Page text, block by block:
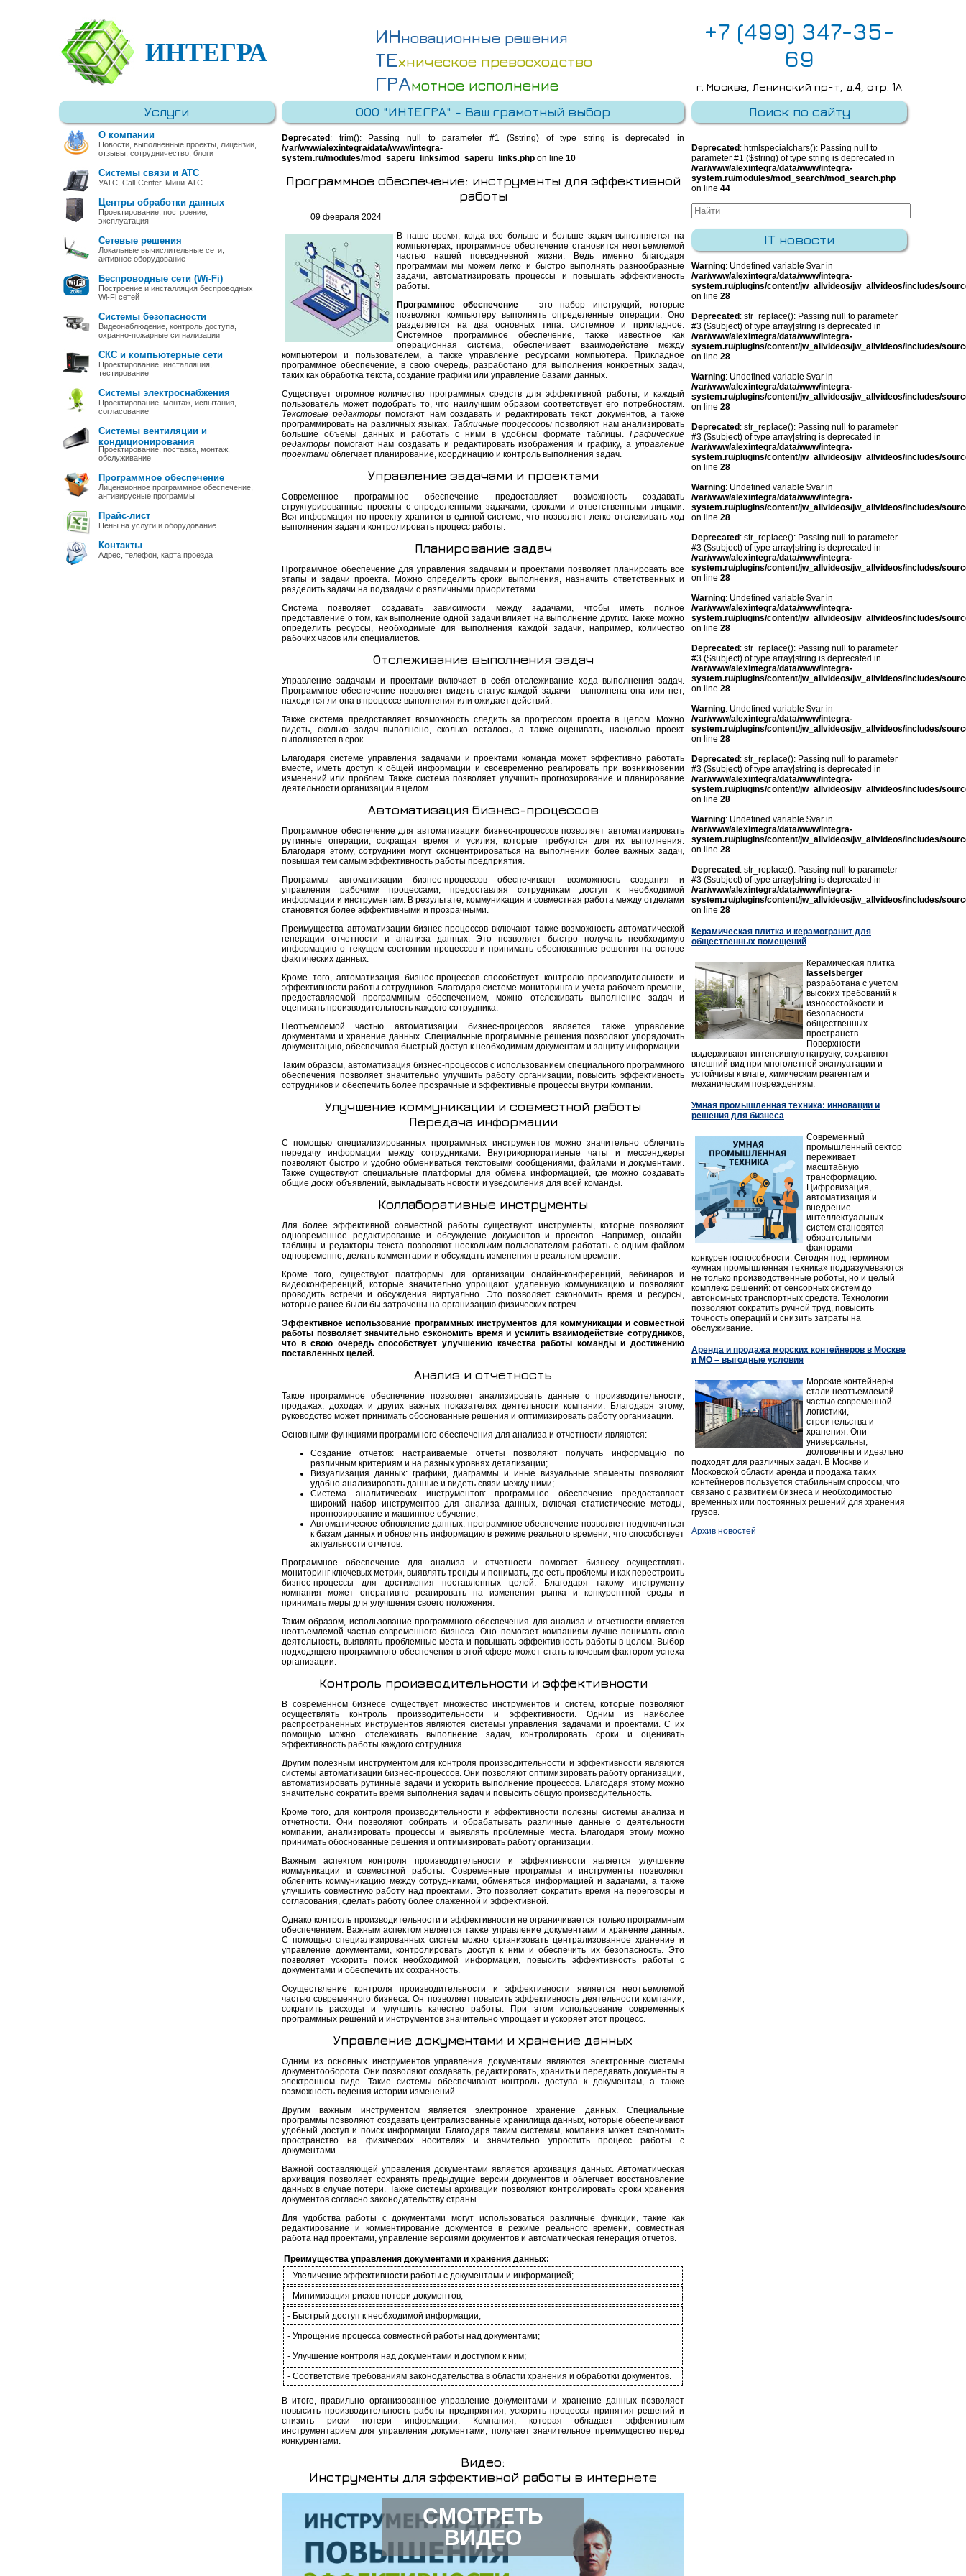
ИНТЕГРА
ИНновационные решения
ТЕхническое превосходство
ГРАмотное исполнение
+7 (499) 347-35-
69
г. Москва, Ленинский пр-т, д.4, стр. 1А
E-mail:info@integra-system.ru
Услуги
О компании
Новости, выполненные проекты, лицензии,
отзывы, сотрудничество, блоги
Системы связи и АТС
УАТС, Call-Center, Мини-АТС
Центры обработки данных
Проектирование, построение,
эксплуатация
Сетевые решения
Локальные вычислительные сети,
активное оборудование
Беспроводные сети (Wi-Fi)
Построение и инсталляция беспроводных
Wi-Fi сетей
Системы безопасности
Видеонаблюдение, контроль доступа,
охранно-пожарные сигнализации
СКС и компьютерные сети
Проектирование, инсталляция,
тестирование
Системы электроснабжения
Проектирование, монтаж, испытания,
согласование
Системы вентиляции и
кондиционирования
Проектирование, поставка, монтаж,
обслуживание
Программное обеспечение
Лицензионное программное обеспечение,
антивирусные программы
Прайс-лист
Цены на услуги и оборудование
Контакты
Адрес, телефон, карта проезда
ООО "ИНТЕГРА" - Ваш грамотный выбор
Deprecated : trim(): Passing null to parameter #1 ($string) of type string is deprecated in
/var/www/alexintegra/data/www/integra-
system.ru/modules/mod_saperu_links/mod_saperu_links.php on line 10
Программное обеспечение: инструменты для эффективной
работы
09 февраля 2024
В наше время, когда все больше и больше задач выполняется на
компьютерах, программное обеспечение становится неотъемлемой
частью нашей повседневной жизни. Ведь именно благодаря
программам мы можем легко и быстро выполнять разнообразные
задачи, автоматизировать процессы и повышать эффективность
работы.
Программное обеспечение– это набор инструкций, которые
позволяют компьютеру выполнять определенные операции. Оно
разделяется на два основных типа: системное и прикладное.
Системное программное обеспечение, также известное как
операционная система, обеспечивает взаимодействие между
компьютером и пользователем, а также управление ресурсами компьютера. Прикладное
программное обеспечение, в свою очередь, разработано для выполнения конкретных задач,
таких как обработка текста, создание графики или управление базами данных.
Существует огромное количество программных средств для эффективной работы, и каждый
пользователь может подобрать то, что наилучшим образом соответствует его потребностям.
Текстовые редакторы помогают нам создавать и редактировать текст документов, а также
программировать на различных языках. Табличные процессорыпозволяют нам анализировать
большие объемы данных и работать с ними в удобном формате таблицы. Графические
редакторы помогают нам создавать и редактировать изображения и графику, а управление
проектами облегчает планирование, координацию и контроль выполнения задач.
Управление задачами и проектами
Современное программное обеспечение предоставляет возможность создавать
структурированные проекты с определенными задачами, сроками и ответственными лицами.
Вся информация по проекту хранится в единой системе, что позволяет легко отслеживать ход
выполнения задач и контролировать процесс работы.
Планирование задач
Программное обеспечение для управления задачами и проектами позволяет планировать все
этапы и задачи проекта. Можно определить сроки выполнения, назначить ответственных и
разделить задачи на подзадачи с различными приоритетами.
Система позволяет создавать зависимости между задачами, чтобы иметь полное
представление о том, как выполнение одной задачи влияет на выполнение других. Также можно
определить ресурсы, необходимые для выполнения каждой задачи, например, количество
рабочих часов или специалистов.
Отслеживание выполнения задач
Управление задачами и проектами включает в себя отслеживание хода выполнения задач.
Программное обеспечение позволяет видеть статус каждой задачи - выполнена она или нет,
находится ли она в процессе выполнения или ожидает действий.
Также система предоставляет возможность следить за прогрессом проекта в целом. Можно
видеть, сколько задач выполнено, сколько осталось, а также оценивать, насколько проект
выполняется в срок.
Благодаря системе управления задачами и проектами команда может эффективно работать
вместе, иметь доступ к общей информации и своевременно реагировать при возникновении
изменений или проблем. Также система позволяет улучшить прогнозирование и планирование
деятельности организации в целом.
Автоматизация бизнес-процессов
Программное обеспечение для автоматизации бизнес-процессов позволяет автоматизировать
рутинные операции, сокращая время и усилия, которые требуются для их выполнения.
Благодаря этому, сотрудники могут сконцентрироваться на выполнении более важных задач,
повышая тем самым эффективность работы предприятия.
Программы автоматизации бизнес-процессов обеспечивают возможность создания и
управления рабочими процессами, предоставляя сотрудникам доступ к необходимой
информации и инструментам. В результате, коммуникация и совместная работа между отделами
становятся более эффективными и прозрачными.
Преимущества автоматизации бизнес-процессов включают также возможность автоматической
генерации отчетности и анализа данных. Это позволяет быстро получать необходимую
информацию о текущем состоянии процессов и принимать обоснованные решения на основе
фактических данных.
Кроме того, автоматизация бизнес-процессов способствует контролю производительности и
эффективности работы сотрудников. Благодаря системе мониторинга и учета рабочего времени,
предоставляемой программным обеспечением, можно отслеживать выполнение задач и
оценивать производительность каждого сотрудника.
Неотъемлемой частью автоматизации бизнес-процессов является также управление
документами и хранение данных. Специальные программные решения позволяют упорядочить
документацию, обеспечивая быстрый доступ к необходимым документам и защиту информации.
Таким образом, автоматизация бизнес-процессов с использованием специального программного
обеспечения позволяет значительно улучшить работу организации, повысить эффективность
сотрудников и обеспечить более прозрачные и эффективные процессы внутри компании.
Улучшение коммуникации и совместной работы
Передача информации
С помощью специализированных программных инструментов можно значительно облегчить
передачу информации между сотрудниками. Внутрикорпоративные чаты и мессенджеры
позволяют быстро и удобно обмениваться текстовыми сообщениями, файлами и документами.
Также существуют специальные платформы для обмена информацией, где можно создавать
общие доски объявлений, выкладывать новости и уведомления для всей команды.
Коллаборативные инструменты
Для более эффективной совместной работы существуют инструменты, которые позволяют
одновременное редактирование и обсуждение документов и проектов. Например, онлайн-
таблицы и редакторы текста позволяют нескольким пользователям работать с одним файлом
одновременно, делать комментарии и обсуждать изменения в реальном времени.
Кроме того, существуют платформы для организации онлайн-конференций, вебинаров и
видеоконференций, которые значительно упрощают удаленную коммуникацию и позволяют
проводить встречи и обсуждения виртуально. Это позволяет сэкономить время и ресурсы,
которые ранее были бы затрачены на организацию физических встреч.
Эффективное использование программных инструментов для коммуникации и совместной
работы позволяет значительно сэкономить время и усилить взаимодействие сотрудников,
что в свою очередь способствует улучшению качества работы команды и достижению
поставленных целей.
Анализ и отчетность
Такое программное обеспечение позволяет анализировать данные о производительности,
продажах, доходах и других важных показателях деятельности компании. Благодаря этому,
руководство может принимать обоснованные решения и оптимизировать работу организации.
Основными функциями программного обеспечения для анализа и отчетности являются:
Создание отчетов: настраиваемые отчеты позволяют получать информацию по
различным критериям и на разных уровнях детализации;
Визуализация данных: графики, диаграммы и иные визуальные элементы позволяют
удобно анализировать данные и видеть связи между ними;
Система аналитических инструментов: программное обеспечение предоставляет
широкий набор инструментов для анализа данных, включая статистические методы,
прогнозирование и машинное обучение;
Автоматическое обновление данных: программное обеспечение позволяет подключиться
к базам данных и обновлять информацию в режиме реального времени, что способствует
актуальности отчетов.
Программное обеспечение для анализа и отчетности помогает бизнесу осуществлять
мониторинг ключевых метрик, выявлять тренды и понимать, где есть проблемы и как перестроить
бизнес-процессы для достижения поставленных целей. Благодаря такому инструменту
компания может оперативно реагировать на изменения рынка и конкурентной среды и
принимать меры для улучшения своего положения.
Таким образом, использование программного обеспечения для анализа и отчетности является
неотъемлемой частью современного бизнеса. Оно помогает компаниям лучше понимать свою
деятельность, выявлять проблемные места и повышать эффективность работы в целом. Выбор
подходящего программного обеспечения в этой сфере может стать ключевым фактором успеха
организации.
Контроль производительности и эффективности
В современном бизнесе существует множество инструментов и систем, которые позволяют
осуществлять контроль производительности и эффективности. Одним из наиболее
распространенных инструментов являются системы управления задачами и проектами. С их
помощью можно отслеживать выполнение задач, контролировать сроки и оценивать
эффективность работы каждого сотрудника.
Другим полезным инструментом для контроля производительности и эффективности являются
системы автоматизации бизнес-процессов. Они позволяют оптимизировать работу организации,
автоматизировать рутинные задачи и ускорить выполнение процессов. Благодаря этому можно
значительно сократить время выполнения задач и повысить общую производительность.
Кроме того, для контроля производительности и эффективности полезны системы анализа и
отчетности. Они позволяют собирать и обрабатывать различные данные о деятельности
компании, анализировать процессы и выявлять проблемные места. Благодаря этому можно
принимать обоснованные решения и оптимизировать работу организации.
Важным аспектом контроля производительности и эффективности является улучшение
коммуникации и совместной работы. Современные программы и инструменты позволяют
облегчить коммуникацию между сотрудниками, обменяться информацией и задачами, а также
улучшить совместную работу над проектами. Это позволяет сократить время на переговоры и
согласования, сделать работу более слаженной и эффективной.
Однако контроль производительности и эффективности не ограничивается только программным
обеспечением. Важным аспектом является также управление документами и хранение данных.
С помощью специализированных систем можно организовать централизованное хранение и
управление документами, контролировать доступ к ним и обеспечить их безопасность. Это
позволяет ускорить поиск необходимой информации, повысить эффективность работы с
документами и обеспечить их сохранность.
Осуществление контроля производительности и эффективности является неотъемлемой
частью современного бизнеса. Он позволяет повысить эффективность деятельности компании,
сократить расходы и улучшить качество работы. При этом использование современных
программных решений и инструментов значительно упрощает и ускоряет этот процесс.
Управление документами и хранение данных
Одним из основных инструментов управления документами являются электронные системы
документооборота. Они позволяют создавать, редактировать, хранить и передавать документы в
электронном виде. Такие системы обеспечивают контроль доступа к документам, а также
возможность ведения истории изменений.
Другим важным инструментом является электронное хранение данных. Специальные
программы позволяют создавать централизованные хранилища данных, которые обеспечивают
удобный доступ и поиск информации. Благодаря таким системам, компания может сэкономить
пространство на физических носителях и значительно упростить процесс работы с
документами.
Важной составляющей управления документами является архивация данных. Автоматическая
архивация позволяет сохранять предыдущие версии документов и облегчает восстановление
данных в случае потери. Также системы архивации позволяют контролировать сроки хранения
документов согласно законодательству страны.
Для удобства работы с документами могут использоваться различные функции, такие как
редактирование и комментирование документов в режиме реального времени, совместная
работа над проектами, управление версиями документов и автоматическая генерация отчетов.
Преимущества управления документами и хранения данных:
- Увеличение эффективности работы с документами и информацией;
- Минимизация рисков потери документов;
- Быстрый доступ к необходимой информации;
- Упрощение процесса совместной работы над документами;
- Улучшение контроля над документами и доступом к ним;
- Соответствие требованиям законодательства в области хранения и обработки документов.
В итоге, правильно организованное управление документами и хранение данных позволяет
повысить производительность работы предприятия, ускорить процессы принятия решений и
снизить риски потери информации. Компания, которая обладает эффективным
инструментарием для управления документами, получает значительное преимущество перед
конкурентами.
Видео:
Инструменты для эффективной работы в интернете
СМОТРЕТЬ
ВИДЕО
Поиск по сайту
Deprecated : htmlspecialchars(): Passing null to
parameter #1 ($string) of type string is deprecated in
/var/www/alexintegra/data/www/integra-
system.ru/modules/mod_search/mod_search.php
on line 44
IT новости
Warning: Undefined variable $var in
/var/www/alexintegra/data/www/integra-
system.ru/plugins/content/jw_allvideos/jw_allvideos/includes/
on line 28
Deprecated : str_replace(): Passing null to parameter
#3 ($subject) of type array|string is deprecated in
/var/www/alexintegra/data/www/integra-
system.ru/plugins/content/jw_allvideos/jw_allvideos/includes/
on line 28
Warning: Undefined variable $var in
/var/www/alexintegra/data/www/integra-
system.ru/plugins/content/jw_allvideos/jw_allvideos/includes/
on line 28
Deprecated : str_replace(): Passing null to parameter
#3 ($subject) of type array|string is deprecated in
/var/www/alexintegra/data/www/integra-
system.ru/plugins/content/jw_allvideos/jw_allvideos/includes/
on line 28
Warning: Undefined variable $var in
/var/www/alexintegra/data/www/integra-
system.ru/plugins/content/jw_allvideos/jw_allvideos/includes/
on line 28
Deprecated : str_replace(): Passing null to parameter
#3 ($subject) of type array|string is deprecated in
/var/www/alexintegra/data/www/integra-
system.ru/plugins/content/jw_allvideos/jw_allvideos/includes/
on line 28
Warning: Undefined variable $var in
/var/www/alexintegra/data/www/integra-
system.ru/plugins/content/jw_allvideos/jw_allvideos/includes/
on line 28
Deprecated : str_replace(): Passing null to parameter
#3 ($subject) of type array|string is deprecated in
/var/www/alexintegra/data/www/integra-
system.ru/plugins/content/jw_allvideos/jw_allvideos/includes/
on line 28
Warning: Undefined variable $var in
/var/www/alexintegra/data/www/integra-
system.ru/plugins/content/jw_allvideos/jw_allvideos/includes/
on line 28
Deprecated : str_replace(): Passing null to parameter
#3 ($subject) of type array|string is deprecated in
/var/www/alexintegra/data/www/integra-
system.ru/plugins/content/jw_allvideos/jw_allvideos/includes/
on line 28
Warning: Undefined variable $var in
/var/www/alexintegra/data/www/integra-
system.ru/plugins/content/jw_allvideos/jw_allvideos/includes/
on line 28
Deprecated : str_replace(): Passing null to parameter
#3 ($subject) of type array|string is deprecated in
/var/www/alexintegra/data/www/integra-
system.ru/plugins/content/jw_allvideos/jw_allvideos/includes/
on line 28
Керамическая плитка и керамогранит для
общественных помещений
Керамическая плитка
lasselsberger
разработана с учетом
высоких требований к
износостойкости и
безопасности
общественных
пространств.
Поверхности
выдерживают интенсивную нагрузку, сохраняют
внешний вид при многолетней эксплуатации и
устойчивы к влаге, химическим реагентам и
механическим повреждениям.
Умная промышленная техника: инновации и
решения для бизнеса
Современный
промышленный сектор
переживает
масштабную
трансформацию.
Цифровизация,
автоматизация и
внедрение
интеллектуальных
систем становятся
обязательными
факторами
конкурентоспособности. Сегодня под термином
«умная промышленная техника» подразумеваются
не только производственные роботы, но и целый
комплекс решений: от сенсорных систем до
автономных транспортных средств. Технологии
позволяют сократить ручной труд, повысить
точность операций и снизить затраты на
обслуживание.
Аренда и продажа морских контейнеров в Москве
и МО – выгодные условия
Морские контейнеры
стали неотъемлемой
частью современной
логистики,
строительства и
хранения. Они
универсальны,
долговечны и идеально
подходят для различных задач. В Москве и
Московской области аренда и продажа таких
контейнеров пользуется стабильным спросом, что
связано с развитием бизнеса и необходимостью
временных или постоянных решений для хранения
грузов.
Архив новостей